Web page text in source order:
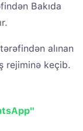
Bakıda
alınan
rejiminə keçib.